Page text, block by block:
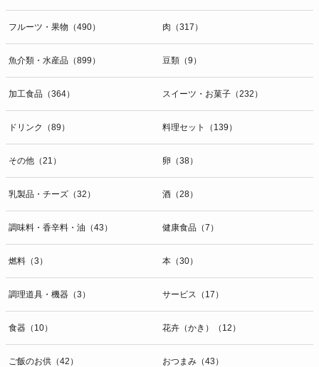
フルーツ・果物（490） 肉（317）
魚介類・水産品（899） 豆類（9）
加工食品（364） スイーツ・お菓子（232）
ドリンク（89） 料理セット（139）
その他（21） 卵（38）
乳製品・チーズ（32） 酒（28）
調味料・香辛料・油（43） 健康食品（7）
燃料（3） 本（30）
調理道具・機器（3） サービス（17）
食器（10） 花卉（かき）（12）
ご飯のお供（42） おつまみ（43）